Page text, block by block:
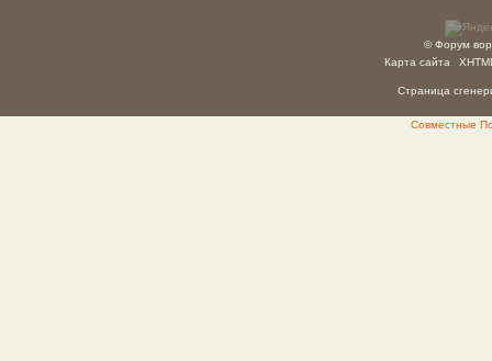
© Форум
Карта сайта
Страница
Совместные